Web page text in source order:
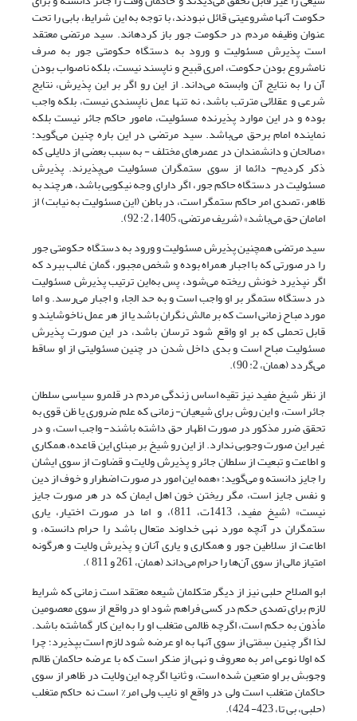
حکومت آنها مشروعیتی قائل نبودند، با توجه به این شرایط، بابی را تحت
عنوان وظیفه مردم در حکومت جور باز کرده‎اند. سید مرتضی معتقد
است پذیرش مسئولیت و ورود به دستگاه حکومتی جور به صرف
نامشروع بودن حکومت، امری قبیح و ناپسند نیست، بلکه ناصواب بودن
آن را به نتایج آن وابسته می‌داند. از این رو اگر بر این پذیرش، نتایج
شرعی و عقلائی مترتب باشد، نه تنها عمل ناپسندی نیست، بلکه واجب
بوده و در این موارد پذیرنده مسئولیت، مامور حاکم جائر نیست بلکه
نماینده امام برحق می‌باشد. سید مرتضی در این باره چنین می‌گوید:
«صالحان و دانشمندان در عصر‌های مختلف - به سبب بعضی از دلایلی که
ذکر کردیم- دائما از سوی ستمگران مسئولیت می‌پذیرند. پذیرش
مسئولیت در دستگاه حاکم جور، اگر دارای وجه نیکویی باشد، هرچند به
ظاهر، تصدی امر حاکم ستمگر است، در باطن (این مسئولیت به نیابت) از
امامان حق می‌باشد» (شریف مرتضی، 1405، 2: 92).
سید مرتضی همچنین پذیرش مسئولیت و ورود به دستگاه حکومتی جور
را در صورتی که با اجبار همراه بوده و شخص مجبور، گمان غالب ببرد که
اگر نپذیرد خونش ریخته می‌شود، پس به‌این ترتیب ‌پذیرش مسئولیت
در دستگاه ستمگر بر او واجب است و به حد الجاء و اجبار می‌رسد. و اما
مورد مباح زمانی است که بر مالش نگران باشد یا از هر عمل ناخوشایند و
قابل تحملی که بر او واقع شود ترسان باشد، در این صورت پذیرش
مسئولیت مباح است و بدی داخل شدن در چنین مسئولیتی از او ساقط
می‌گردد (همان، 2: 90).
از نظر شیخ مفید نیز تقیه اساس زندگی مردم در قلمرو سیاسی سلطان
جائر است، و این روش برای شیعیان- زمانی که علم ضروری یا ظن قوی به
تحقق ضرر مذکور در صورت اظهار حق داشته باشند- واجب است، و در
غیر این صورت وجوبی ندارد. از این رو شیخ بر مبنای این قاعده، همکاری
و اطاعت و تبعیت از سلطان جائر و پذیرش ولایت و قضاوت از سوی ایشان
را جایز دانسته و می‌گوید: «همه این امور در صورت اضطرار و خوف از دین
و نفس جایز است، مگر ریختن خون اهل ایمان که در هر صورت جایز
نیست» (شیخ مفید، 1413ت، 811)، و اما در صورت اختیار، یاری
ستمگران در آنچه مورد نهی خداوند متعال باشد را حرام دانسته، و
اطاعت از سلاطین جور و همکاری و یاری آنان و پذیرش ولایت و هرگونه
امتیاز مالی از سوی آن‌ها را حرام می‌داند (همان، 261 و 811 ).
ابو الصلاح حلبی نیز از دیگر متکلمان شیعه معتقد است زمانی که شرایط
لازم برای تصدی حکم در کسی فراهم شود او در واقع از سوی معصومین
مأذون به حکم است، اگرچه ظالمی متغلب او را به این کار گماشته باشد.
لذا اگر چنین سِمَتی از سوی آنها به او عرضه شود لازم است بپذیرد؛ چرا
که اولا نوعی امر به معروف و نهی از منکر است که با عرضه حاکمان ظالم
وجوبش بر او متعین شده است، و ثانیا اگرچه این ولایت در ظاهر از سوی
حاکمان متغلب است ولی در واقع او نایب ولی امر% است نه حاکم متغلب
(حلبی، بی تا، 423- 424).